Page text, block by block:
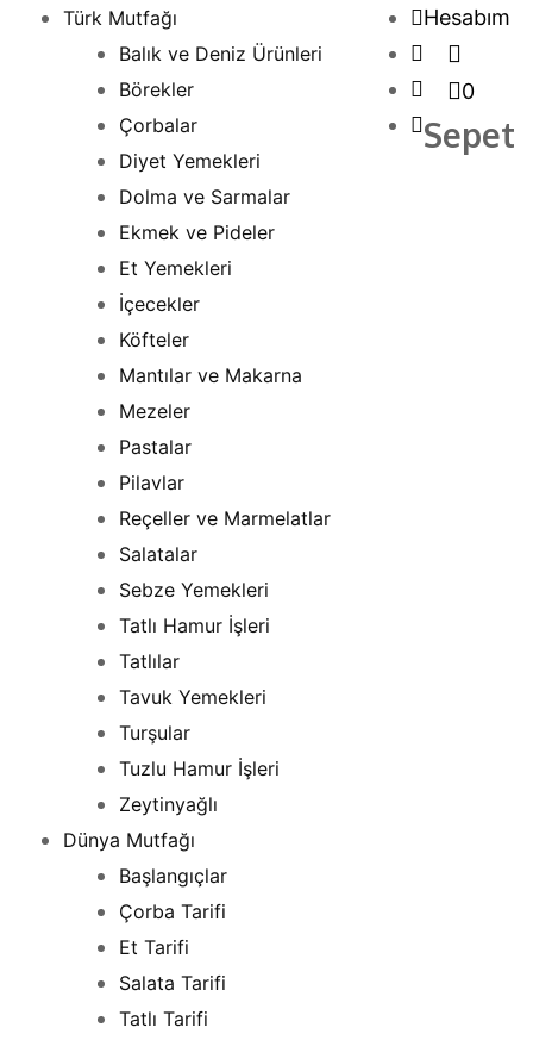
İçeriği Türk Mutfağı
Balık ve Deniz Ürünleri
Börekler
Çorbalar
Diyet Yemekleri
Dolma ve Sarmalar
Ekmek ve Pideler
Et Yemekleri
İçecekler
Köfteler
Mantılar ve Makarna
Mezeler
Pastalar
Pilavlar
Reçeller ve Marmelatlar
Salatalar
Sebze Yemekleri
Tatlı Hamur İşleri
Tatlılar
Tavuk Yemekleri
Turşular
Tuzlu Hamur İşleri
Zeytinyağlı
Dünya Mutfağı
Başlangıçlar
Çorba Tarifi
Et Tarifi
Salata Tarifi
Tatlı Tarifi
Hesabım
0
Sepet